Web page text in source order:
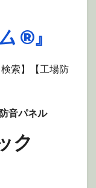
®』
索】【工場防
音パネル
ク